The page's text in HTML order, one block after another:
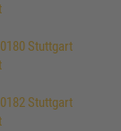
Stuttgart
Stuttgart